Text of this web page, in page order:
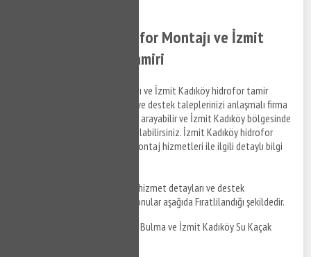
İzmit Kadıköy Hidrofor Montajı ve İzmit
Kadıköy Hidrofor Tamiri
İzmit Kadıköy hidrofor montajı ve İzmit Kadıköy hidrofor tamir
hizmetleri ile ilgili bilgi almak ve destek taleplerinizi anlaşmalı firma
personellerine iletmek için bizi arayabilir ve İzmit Kadıköy bölgesinde
su tesisat tamiri ile ilgili bilgi alabilirsiniz. İzmit Kadıköy hidrofor
tamir hizmetleri ve hidrofor montaj hizmetleri ile ilgili detaylı bilgi
hizmet detayları ve destek
taleplerinizi iletebileceğiniz konular aşağıda Fıratlilandığı şekildedir.
İzmit Kadıköy Su Kaçak Bulma ve İzmit Kadıköy Su Kaçak